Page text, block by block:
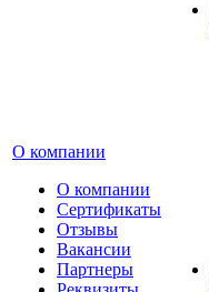
О компании
О компании
Сертификаты
Отзывы
Вакансии
Партнеры